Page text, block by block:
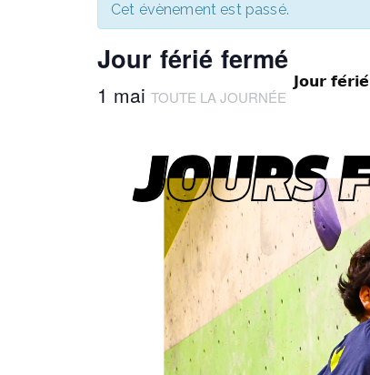
Cet évènement est passé.
Jour férié fermé
1 mai TOUTE LA JOURNÉE
𝗝𝗼𝘂𝗿 𝗳𝗲́𝗿𝗶𝗲́